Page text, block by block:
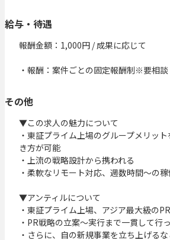
給与・待遇
報酬金額：1,000円 / 成果に応じて
・報酬：案件ごとの固定報酬制※要相談
その他
▼この求人の魅力について
・東証プライム上場のグループメリッ
き方が可能
・上流の戦略設計から携われる
・柔軟なリモート対応、週数時間～の
▼アンティルについて
・東証プライム上場、アジア最大級の
・PR戦略の立案～実行まで一貫して行っ
・さらに、自の新規事業を立ち上げる